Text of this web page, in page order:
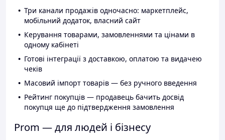
Три канали продажів одночасно: маркетплейс,
мобільний додаток, власний сайт
Керування товарами, замовленнями та цінами в
одному кабінеті
Готові інтеграції з доставкою, оплатою та видачею
чеків
Масовий імпорт товарів — без ручного введення
Рейтинг покупців — продавець бачить досвід
покупця ще до підтвердження замовлення
Prom — для людей і бізнесу